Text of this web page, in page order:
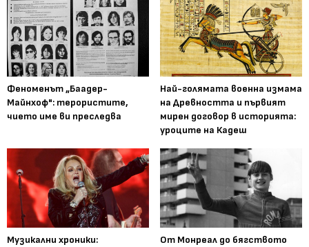
Феноменът „Баадер-
Майнхоф": терористите,
чието име ви преследва
Най-голямата военна измама
на Древността и първият
мирен договор в историята:
уроците на Кадеш
Музикални хроники:
От Монреал до бягството